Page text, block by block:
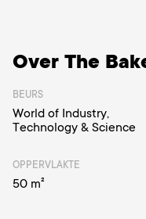
BEURS
World of Industry,
Technology & Science
OPPERVLAKTE
50 m²
Over The